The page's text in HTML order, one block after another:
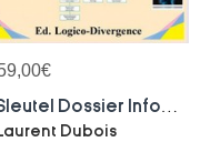
€
Dubois